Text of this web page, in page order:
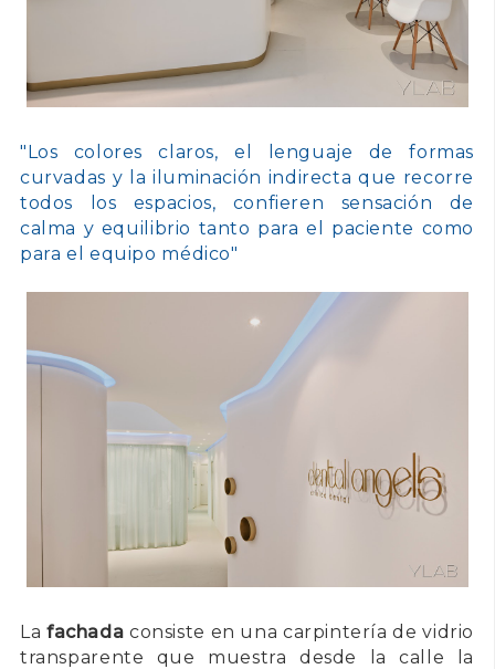
"Los colores claros, el lenguaje de formas
curvadas y la iluminación indirecta que recorre
todos los espacios, confieren sensación de
calma y equilibrio tanto para el paciente como
para el equipo médico"
La fachada consiste en una carpintería de vidrio
transparente que muestra desde la calle la